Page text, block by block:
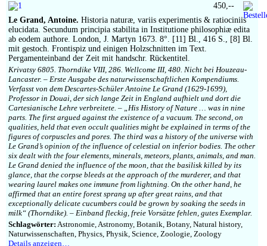
Le Grand, Antoine. Historia naturæ, variis experimentis & ratiociniis
elucidata. Secundum principia stabilita in Institutione philosophiæ edita
ab eodem authore. London, J. Martyn 1673. 8°. [11] Bl., 416 S., [8] Bl.
mit gestoch. Frontispiz und einigen Holzschnitten im Text.
Pergamenteinband der Zeit mit handschr. Rückentitel.
Krivatsy 6805. Thorndike VIII, 286. Wellcome III, 480. Nicht bei Houzeau-
Lancaster. – Erste Ausgabe des naturwissenschaftlichen Kompendiums.
Verfasst von dem Descartes-Schüler Antoine Le Grand (1629-1699),
Professor in Douai, der sich lange Zeit in England aufhielt und dort die
Cartesianische Lehre verbreitete. – „His History of Nature … was in nine
parts. The first argued against the existence of a vacuum. The second, on
qualities, held that even occult qualities might be explained in terms of the
figures of corpuscles and pores. The third was a history of the universe with
Le Grand’s opinion of the influence of celestial on inferior bodies. The other
six dealt with the four elements, minerals, meteors, plants, animals, and man.
Le Grand denied the influence of the moon, that the basilisk killed by its
glance, that the corpse bleeds at the approach of the murderer, and that
wearing laurel makes one immune from lightning. On the other hand, he
affirmed that an entire forest sprang up after great rains, and that
exceptionally delicate cucumbers could be grown by soaking the seeds in
milk“ (Thorndike). – Einband fleckig, freie Vorsätze fehlen, gutes Exemplar.
Schlagwörter: Astronomie, Astronomy, Botanik, Botany, Natural history,
Naturwissenschaften, Physics, Physik, Science, Zoologie, Zoology
Details anzeigen…
450,--